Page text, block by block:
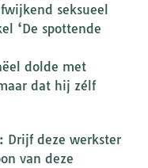
seksueel
‘De spottende
dolde met
dat hij zélf
Drijf deze werkster
van deze